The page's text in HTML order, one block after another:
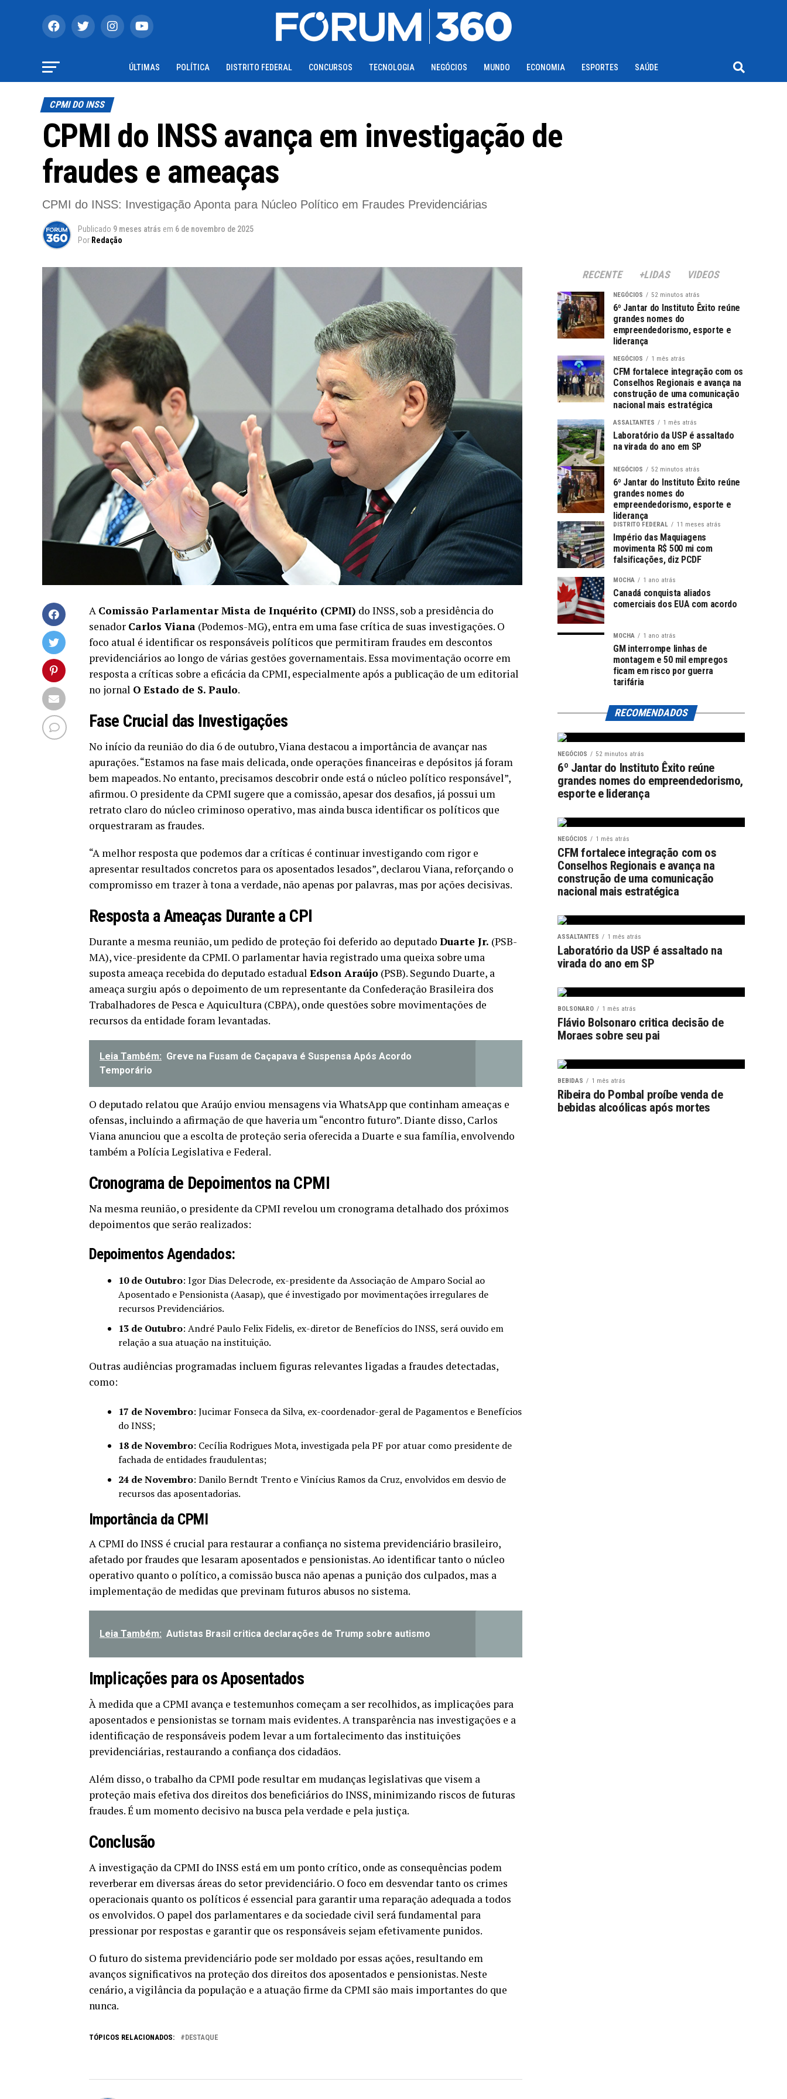
ÚLTIMAS POLÍTICA DISTRITO FEDERAL CONCURSOS TECNOLOGIA NEGÓCIOS MUNDO ECONOMIA ESPORTES SAÚDE
CPMI DO INSS
CPMI do INSS avança em investigação de
fraudes e ameaças
CPMI do INSS: Investigação Aponta para Núcleo Político em Fraudes Previdenciárias
Publicado 9 meses atrás em 6 de novembro de 2025
Por Redação
A Comissão Parlamentar Mista de Inquérito (CPMI) do INSS, sob a presidência do
senador Carlos Viana (Podemos-MG), entra em uma fase crítica de suas investigações. O
foco atual é identificar os responsáveis políticos que permitiram fraudes em descontos
previdenciários ao longo de várias gestões governamentais. Essa movimentação ocorre em
resposta a críticas sobre a eficácia da CPMI, especialmente após a publicação de um editorial
no jornal O Estado de S. Paulo.
Fase Crucial das Investigações
No início da reunião do dia 6 de outubro, Viana destacou a importância de avançar nas
apurações. “Estamos na fase mais delicada, onde operações financeiras e depósitos já foram
bem mapeados. No entanto, precisamos descobrir onde está o núcleo político responsável”,
afirmou. O presidente da CPMI sugere que a comissão, apesar dos desafios, já possui um
retrato claro do núcleo criminoso operativo, mas ainda busca identificar os políticos que
orquestraram as fraudes.
“A melhor resposta que podemos dar a críticas é continuar investigando com rigor e
apresentar resultados concretos para os aposentados lesados”, declarou Viana, reforçando o
compromisso em trazer à tona a verdade, não apenas por palavras, mas por ações decisivas.
Resposta a Ameaças Durante a CPI
Durante a mesma reunião, um pedido de proteção foi deferido ao deputado Duarte Jr. (PSB-
MA), vice-presidente da CPMI. O parlamentar havia registrado uma queixa sobre uma
suposta ameaça recebida do deputado estadual Edson Araújo (PSB). Segundo Duarte, a
ameaça surgiu após o depoimento de um representante da Confederação Brasileira dos
Trabalhadores de Pesca e Aquicultura (CBPA), onde questões sobre movimentações de
recursos da entidade foram levantadas.
Leia Também: Greve na Fusam de Caçapava é Suspensa Após Acordo
Temporário
O deputado relatou que Araújo enviou mensagens via WhatsApp que continham ameaças e
ofensas, incluindo a afirmação de que haveria um “encontro futuro”. Diante disso, Carlos
Viana anunciou que a escolta de proteção seria oferecida a Duarte e sua família, envolvendo
também a Polícia Legislativa e Federal.
Cronograma de Depoimentos na CPMI
Na mesma reunião, o presidente da CPMI revelou um cronograma detalhado dos próximos
depoimentos que serão realizados:
Depoimentos Agendados:
10 de Outubro: Igor Dias Delecrode, ex-presidente da Associação de Amparo Social ao
Aposentado e Pensionista (Aasap), que é investigado por movimentações irregulares de
recursos Previdenciários.
13 de Outubro: André Paulo Felix Fidelis, ex-diretor de Benefícios do INSS, será ouvido em
relação a sua atuação na instituição.
Outras audiências programadas incluem figuras relevantes ligadas a fraudes detectadas,
como:
17 de Novembro: Jucimar Fonseca da Silva, ex-coordenador-geral de Pagamentos e Benefícios
do INSS;
18 de Novembro: Cecília Rodrigues Mota, investigada pela PF por atuar como presidente de
fachada de entidades fraudulentas;
24 de Novembro: Danilo Berndt Trento e Vinícius Ramos da Cruz, envolvidos em desvio de
recursos das aposentadorias.
Importância da CPMI
A CPMI do INSS é crucial para restaurar a confiança no sistema previdenciário brasileiro,
afetado por fraudes que lesaram aposentados e pensionistas. Ao identificar tanto o núcleo
operativo quanto o político, a comissão busca não apenas a punição dos culpados, mas a
implementação de medidas que previnam futuros abusos no sistema.
Leia Também: Autistas Brasil critica declarações de Trump sobre autismo
Implicações para os Aposentados
À medida que a CPMI avança e testemunhos começam a ser recolhidos, as implicações para
aposentados e pensionistas se tornam mais evidentes. A transparência nas investigações e a
identificação de responsáveis podem levar a um fortalecimento das instituições
previdenciárias, restaurando a confiança dos cidadãos.
Além disso, o trabalho da CPMI pode resultar em mudanças legislativas que visem a
proteção mais efetiva dos direitos dos beneficiários do INSS, minimizando riscos de futuras
fraudes. É um momento decisivo na busca pela verdade e pela justiça.
Conclusão
A investigação da CPMI do INSS está em um ponto crítico, onde as consequências podem
reverberar em diversas áreas do setor previdenciário. O foco em desvendar tanto os crimes
operacionais quanto os políticos é essencial para garantir uma reparação adequada a todos
os envolvidos. O papel dos parlamentares e da sociedade civil será fundamental para
pressionar por respostas e garantir que os responsáveis sejam efetivamente punidos.
O futuro do sistema previdenciário pode ser moldado por essas ações, resultando em
avanços significativos na proteção dos direitos dos aposentados e pensionistas. Neste
cenário, a vigilância da população e a atuação firme da CPMI são mais importantes do que
nunca.
TÓPICOS RELACIONADOS: DESTAQUE
RECENTE +LIDAS VIDEOS
NEGÓCIOS 52 minutos atrás
6º Jantar do Instituto Êxito reúne
grandes nomes do
empreendedorismo, esporte e
liderança
NEGÓCIOS 1 mês atrás
CFM fortalece integração com os
Conselhos Regionais e avança na
construção de uma comunicação
nacional mais estratégica
ASSALTANTES 1 mês atrás
Laboratório da USP é assaltado
na virada do ano em SP
NEGÓCIOS 52 minutos atrás
6º Jantar do Instituto Êxito reúne
grandes nomes do
empreendedorismo, esporte e
liderança
DISTRITO FEDERAL 11 meses atrás
Império das Maquiagens
movimenta R$ 500 mi com
falsificações, diz PCDF
MOCHA 1 ano atrás
Canadá conquista aliados
comerciais dos EUA com acordo
MOCHA 1 ano atrás
GM interrompe linhas de
montagem e 50 mil empregos
ficam em risco por guerra
tarifária
RECOMENDADOS
NEGÓCIOS 52 minutos atrás
6º Jantar do Instituto Êxito reúne
grandes nomes do empreendedorismo,
esporte e liderança
NEGÓCIOS 1 mês atrás
CFM fortalece integração com os
Conselhos Regionais e avança na
construção de uma comunicação
nacional mais estratégica
ASSALTANTES 1 mês atrás
Laboratório da USP é assaltado na
virada do ano em SP
BOLSONARO 1 mês atrás
Flávio Bolsonaro critica decisão de
Moraes sobre seu pai
BEBIDAS 1 mês atrás
Ribeira do Pombal proíbe venda de
bebidas alcoólicas após mortes